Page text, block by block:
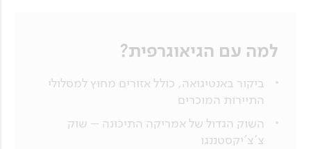
למה עם הגיאוגרפית?
ביקור באנטיגואה, כולל אזורים מחוץ למסלולי
התיירות המוכרים
השוק הגדול של אמריקה התיכונה – שוק
צ'צ'יקסטננגו